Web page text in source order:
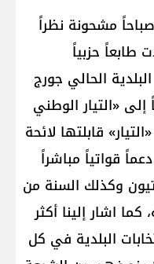
مشحونة نظراً
طابعاً حزبياً
الحالي جورج
«التيار الوطني
قابلتها لائحة
قواتياً مباشراً
وكذلك السنة من
اشار إلينا أكثر
البلدية في كل